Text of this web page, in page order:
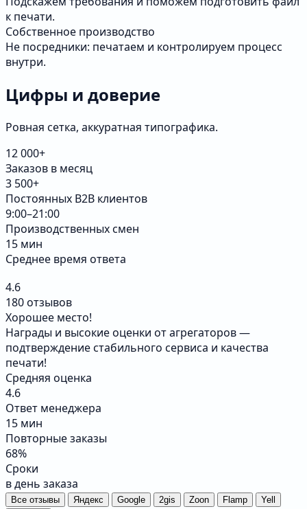
к печати.
Собственное производство
Не посредники: печатаем и контролируем процесс
внутри.
Цифры и доверие
Ровная сетка, аккуратная типографика.
12 000+
Заказов в месяц
3 500+
Постоянных B2B клиентов
9:00–21:00
Производственных смен
15 мин
Среднее время ответа
4.6
180 отзывов
Хорошее место!
Награды и высокие оценки от агрегаторов —
подтверждение стабильного сервиса и качества
печати!
Средняя оценка
4.6
Ответ менеджера
15 мин
Повторные заказы
68%
Сроки
в день заказа
Все отзывы Яндекс Google 2gis Zoon Flamp Yell